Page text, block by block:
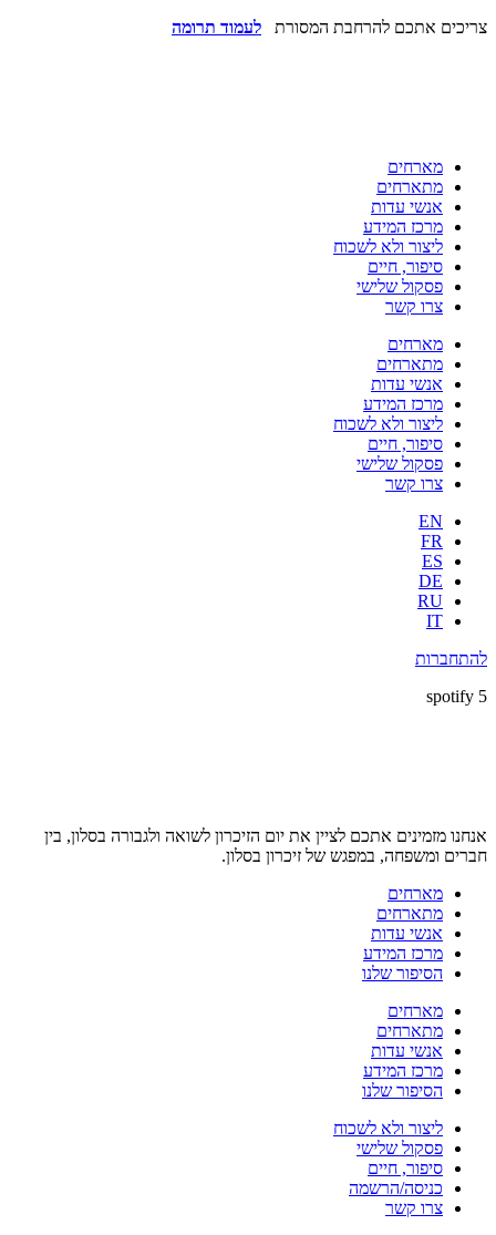
צריכים אתכם להרחבת המסורת לעמוד תרומה
מארחים
מתארחים
אנשי עדות
מרכז המידע
ליצור ולא לשכוח
סיפור, חיים
פסקול שלישי
צרו קשר
מארחים
מתארחים
אנשי עדות
מרכז המידע
ליצור ולא לשכוח
סיפור, חיים
פסקול שלישי
צרו קשר
EN
FR
ES
DE
RU
IT
להתחברות
5 spotify
אנחנו מזמינים אתכם לציין את יום הזיכרון לשואה ולגבורה בסלון, בין
חברים ומשפחה, במפגש של זיכרון בסלון.
מארחים
מתארחים
אנשי עדות
מרכז המידע
הסיפור שלנו
מארחים
מתארחים
אנשי עדות
מרכז המידע
הסיפור שלנו
ליצור ולא לשכוח
פסקול שלישי
סיפור, חיים
כניסה/הרשמה
צרו קשר